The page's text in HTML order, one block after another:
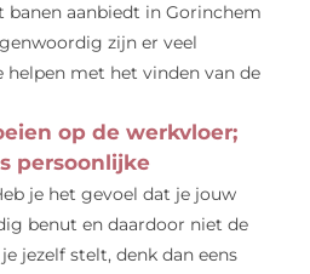
banen aanbiedt in Gorinchem
zijn er veel
helpen met het vinden van de
op de werkvloer;
persoonlijke
je het gevoel dat je jouw
benut en daardoor niet de
jezelf stelt, denk dan eens